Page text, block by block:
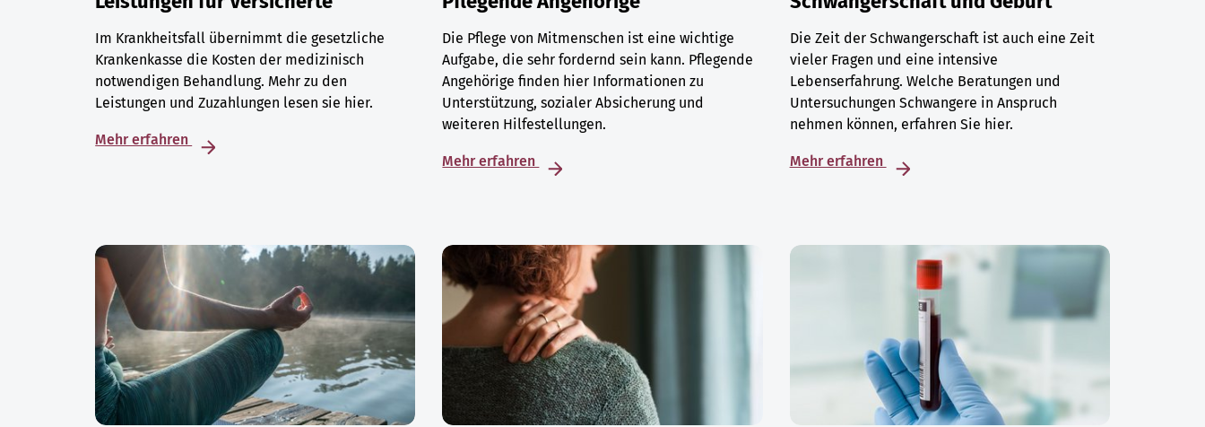
Im Krankheitsfall übernimmt die gesetzliche
Krankenkasse die Kosten der medizinisch
notwendigen Behandlung. Mehr zu den
Leistungen und Zuzahlungen lesen sie hier.
Mehr erfahren
Die Pflege von Mitmenschen ist eine wichtige
Aufgabe, die sehr fordernd sein kann. Pflegende
Angehörige finden hier Informationen zu
Unterstützung, sozialer Absicherung und
weiteren Hilfestellungen.
Mehr erfahren
Die Zeit der Schwangerschaft ist auch eine Zeit
vieler Fragen und eine intensive
Lebenserfahrung. Welche Beratungen und
Untersuchungen Schwangere in Anspruch
nehmen können, erfahren Sie hier.
Mehr erfahren